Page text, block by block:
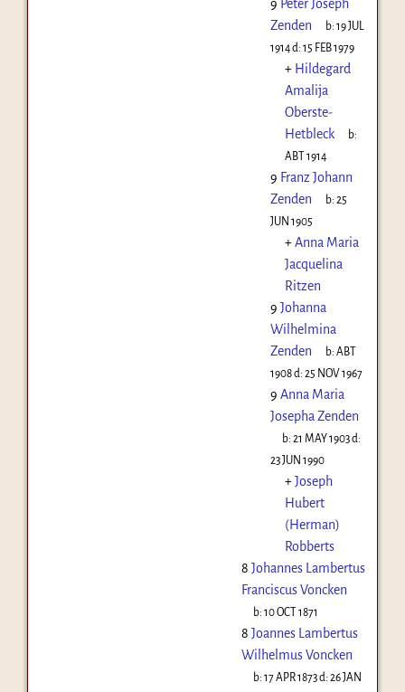
9 Peter Joseph
Zenden
b:19 JUL
1914d: 15 FEB 1979
+ Hildegard
Amalija
Oberste-
Hetbleck
b:
ABT 1914
9 Franz Johann
Zenden
b:25
JUN 1905
+Anna Maria
Jacquelina
Ritzen
9 Johanna
Wilhelmina
Zenden
b:ABT
1908d: 25 NOV 1967
9 Anna Maria
Josepha Zenden
b:21 MAY 1903d:
23 JUN 1990
+Joseph
Hubert
(Herman)
Robberts
8 Johannes Lambertus
Franciscus Voncken
b:10 OCT 1871
8 Joannes Lambertus
Wilhelmus Voncken
b:17 APR 1873d:26 JAN